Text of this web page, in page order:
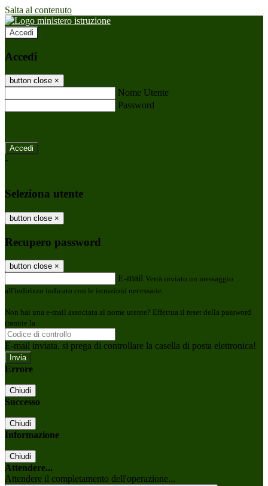
Salta al contenuto
Accedi
Accedi
button close ×
Nome Utente
Password
-
Seleziona utente
button close ×
Recupero password
button close ×
E-mail Verrà inviato un messaggio
all'indirizzo indicato con le istruzioni necessarie.
Non hai una e-mail associata al nome utente? Effettua il reset della password
tramite la
E-mail inviata, si prega di controllare la casella di posta elettronica!
Errore
Chiudi
Successo
Chiudi
Informazione
Chiudi
Attendere...
Attendere il completamento dell'operazione...